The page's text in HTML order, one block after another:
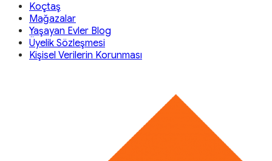
Koçtaş
Mağazalar
Yaşayan Evler Blog
Üyelik Sözleşmesi
Kişisel Verilerin Korunması